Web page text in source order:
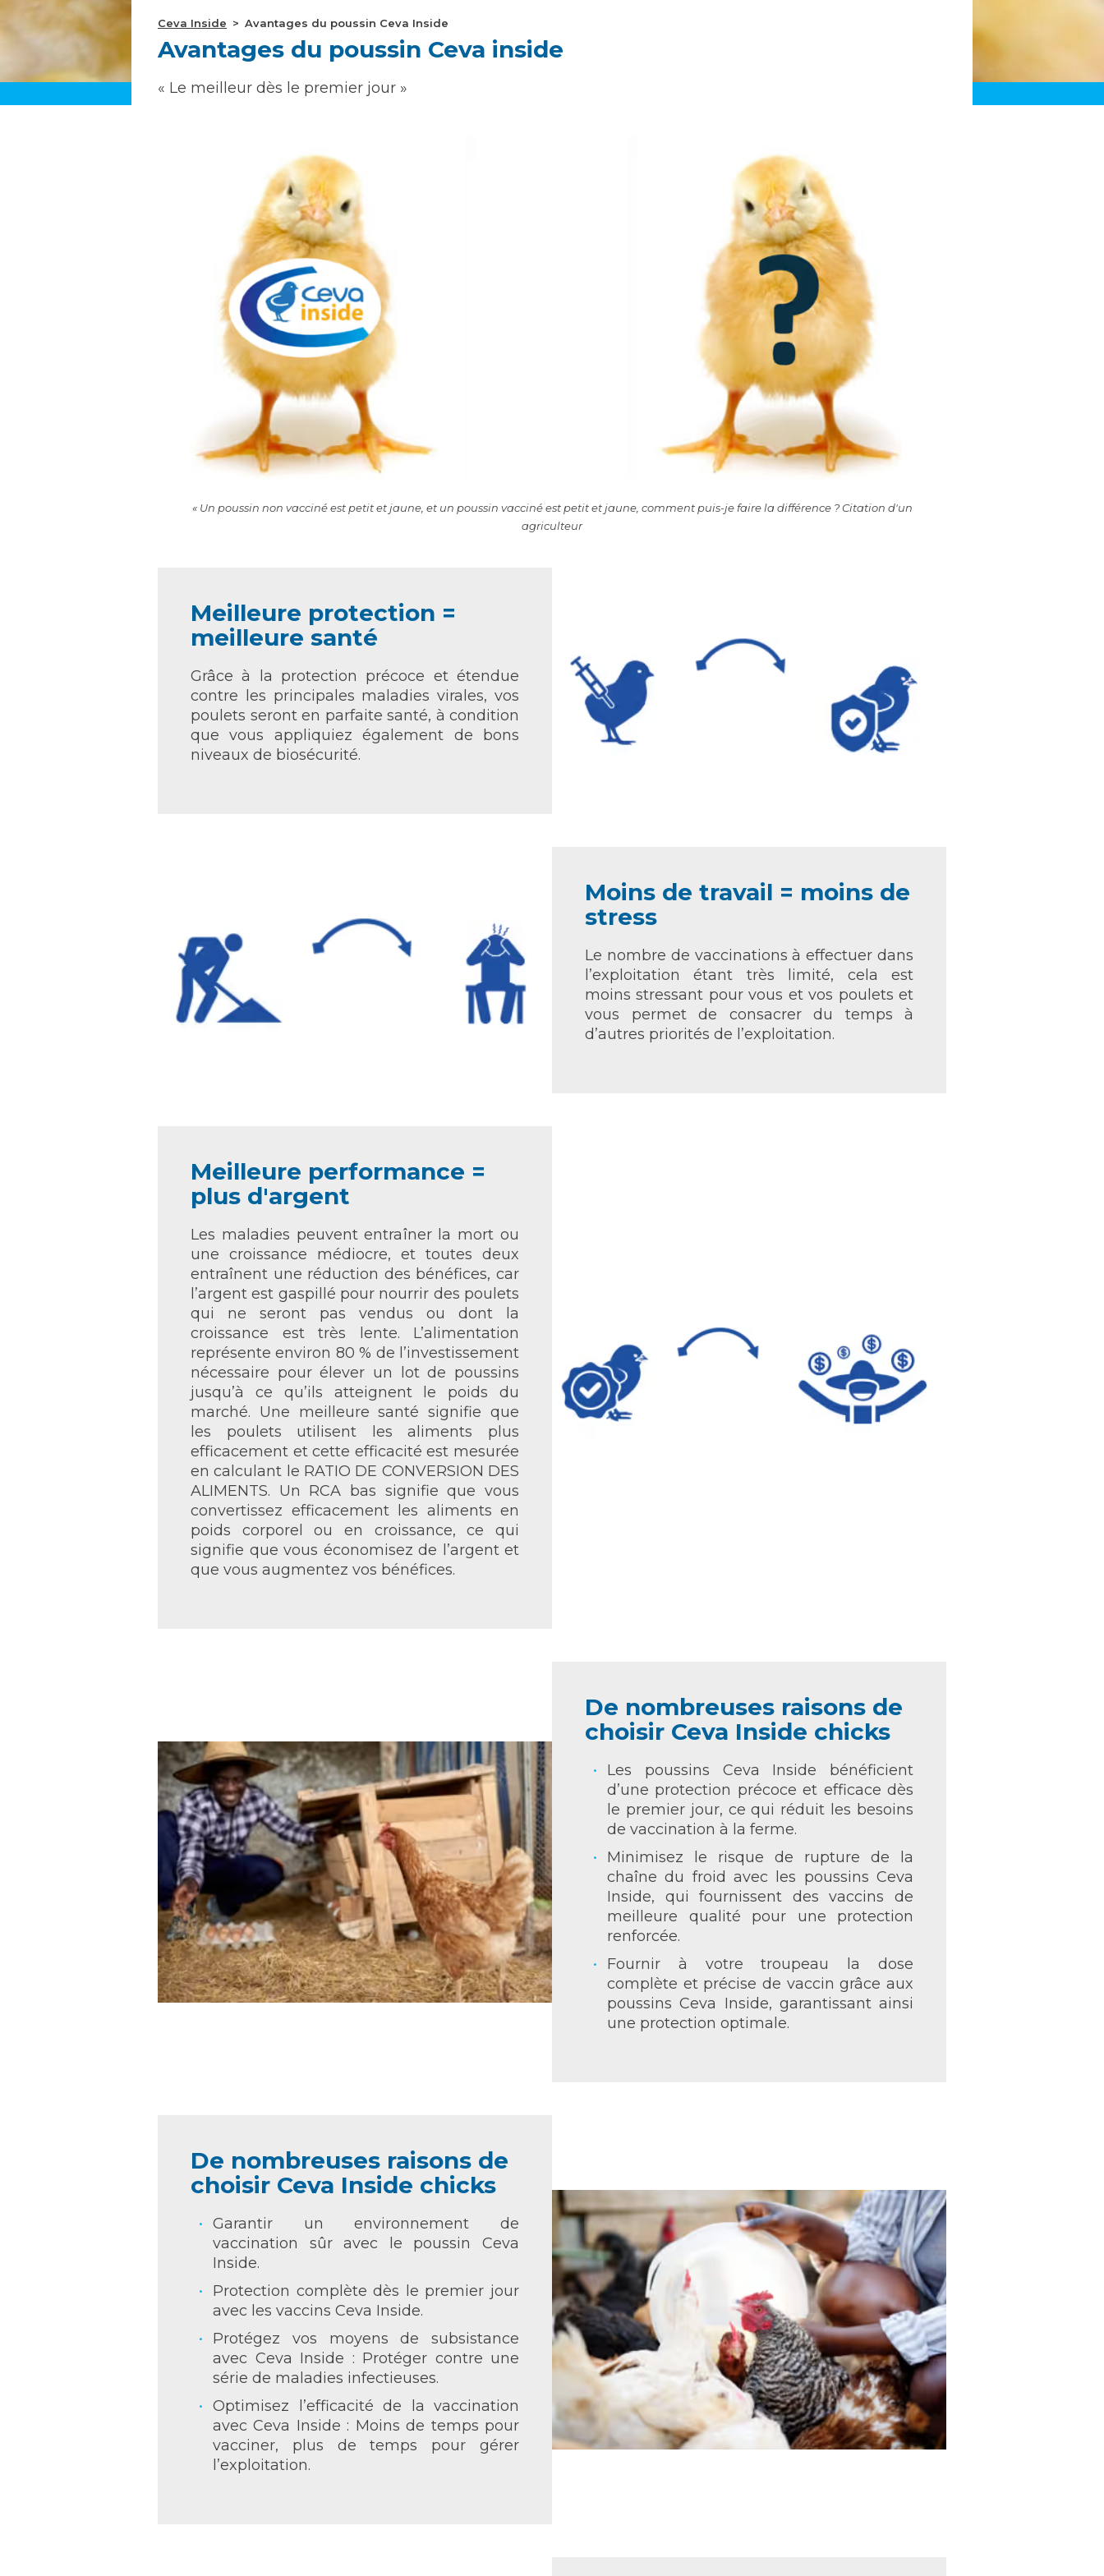
Ceva Inside Avantages du poussin Ceva Inside
Avantages du poussin Ceva inside
« Le meilleur dès le premier jour »
« Un poussin non vacciné est petit et jaune, et un poussin vacciné est petit et jaune, comment puis-je faire la différence ? Citation d'un
agriculteur
Meilleure protection =
meilleure santé
Grâce à la protection précoce et étendue
contre les principales maladies virales, vos
poulets seront en parfaite santé, à condition
que vous appliquiez également de bons
niveaux de biosécurité.
Moins de travail = moins de
stress
Le nombre de vaccinations à effectuer dans
l’exploitation étant très limité, cela est
moins stressant pour vous et vos poulets et
vous permet de consacrer du temps à
d’autres priorités de l’exploitation.
Meilleure performance =
plus d'argent
Les maladies peuvent entraîner la mort ou
une croissance médiocre, et toutes deux
entraînent une réduction des bénéfices, car
l’argent est gaspillé pour nourrir des poulets
qui ne seront pas vendus ou dont la
croissance est très lente. L’alimentation
représente environ 80 % de l’investissement
nécessaire pour élever un lot de poussins
jusqu’à ce qu’ils atteignent le poids du
marché. Une meilleure santé signifie que
les poulets utilisent les aliments plus
efficacement et cette efficacité est mesurée
en calculant le RATIO DE CONVERSION DES
ALIMENTS. Un RCA bas signifie que vous
convertissez efficacement les aliments en
poids corporel ou en croissance, ce qui
signifie que vous économisez de l’argent et
que vous augmentez vos bénéfices.
De nombreuses raisons de
choisir Ceva Inside chicks
Les poussins Ceva Inside bénéficient
d’une protection précoce et efficace dès
le premier jour, ce qui réduit les besoins
de vaccination à la ferme.
Minimisez le risque de rupture de la
chaîne du froid avec les poussins Ceva
Inside, qui fournissent des vaccins de
meilleure qualité pour une protection
renforcée.
Fournir à votre troupeau la dose
complète et précise de vaccin grâce aux
poussins Ceva Inside, garantissant ainsi
une protection optimale.
De nombreuses raisons de
choisir Ceva Inside chicks
Garantir un environnement de
vaccination sûr avec le poussin Ceva
Inside.
Protection complète dès le premier jour
avec les vaccins Ceva Inside.
Protégez vos moyens de subsistance
avec Ceva Inside : Protéger contre une
série de maladies infectieuses.
Optimisez l’efficacité de la vaccination
avec Ceva Inside : Moins de temps pour
vacciner, plus de temps pour gérer
l’exploitation.